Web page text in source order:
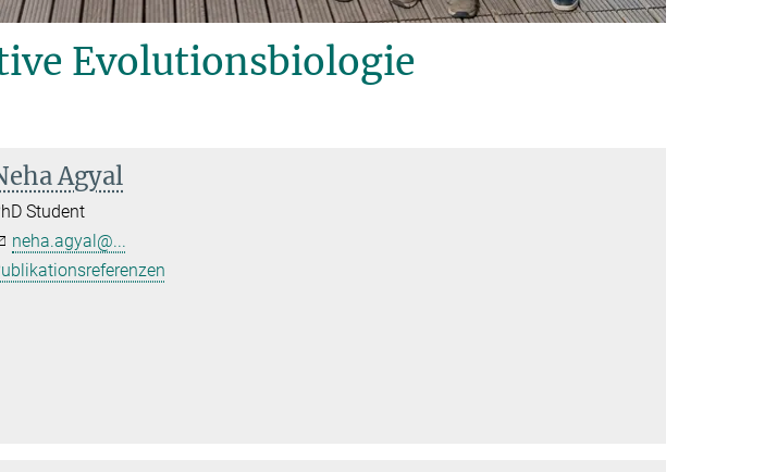
Evolutionsbiologie
Agyal
Student
neha.agyal@...